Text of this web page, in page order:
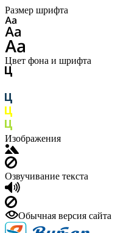
Размер шрифта
Цвет фона и шрифта
Изображения
Озвучивание текста
Обычная версия сайта